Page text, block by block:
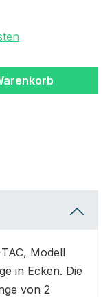
Modell
in Ecken. Die
von 2